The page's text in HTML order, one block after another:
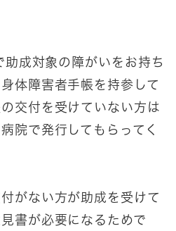
成対象の障がいをお持ち
体障害者手帳を持参して
交付を受けていない方は
院で発行してもらってく
がない方が助成を受けて
書が必要になるためで